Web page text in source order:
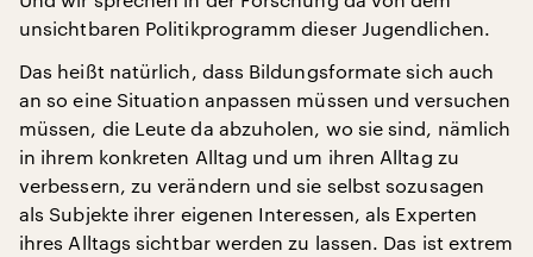
unsichtbaren Politikprogramm dieser Jugendlichen.
Das heißt natürlich, dass Bildungsformate sich auch
an so eine Situation anpassen müssen und versuchen
müssen, die Leute da abzuholen, wo sie sind, nämlich
in ihrem konkreten Alltag und um ihren Alltag zu
verbessern, zu verändern und sie selbst sozusagen
als Subjekte ihrer eigenen Interessen, als Experten
ihres Alltags sichtbar werden zu lassen. Das ist extrem